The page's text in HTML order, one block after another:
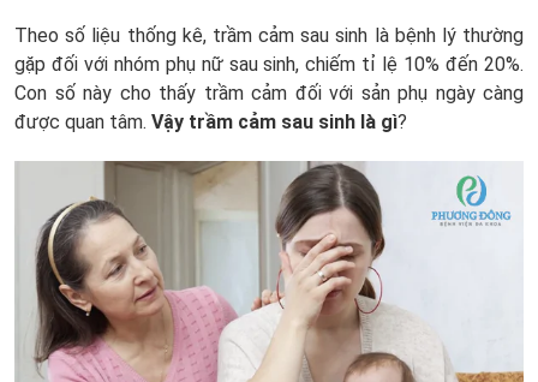
Theo số liệu thống kê, trầm cảm sau sinh là bệnh lý thường
gặp đối với nhóm phụ nữ sau sinh, chiếm tỉ lệ 10% đến 20%.
Con số này cho thấy trầm cảm đối với sản phụ ngày càng
được quan tâm. Vậy trầm cảm sau sinh là gì?